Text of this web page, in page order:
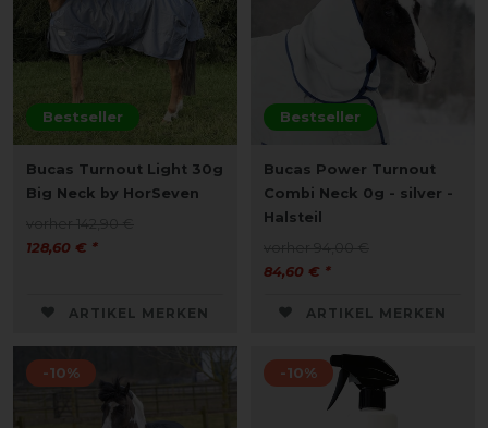
Bestseller
Bucas Turnout Light 30g
Big Neck by HorSeven
128,60 € *
ARTIKEL MERKEN
Bestseller
Bucas Power Turnout
Combi Neck 0g - silver -
Halsteil
84,60 € *
ARTIKEL MERKEN
-10% -10%